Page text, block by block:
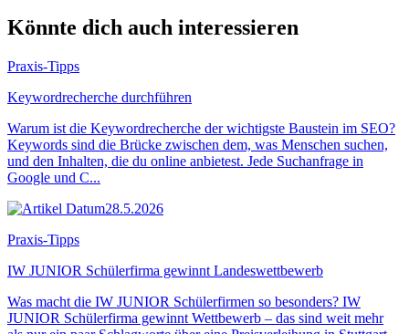
Könnte dich auch interessieren
Praxis-Tipps
Keywordrecherche durchführen
Warum ist die Keywordrecherche der wichtigste Baustein im SEO?
Keywords sind die Brücke zwischen dem, was Menschen suchen,
und den Inhalten, die du online anbietest. Jede Suchanfrage in
Google und C...
28.5.2026
Praxis-Tipps
IW JUNIOR Schülerfirma gewinnt Landeswettbewerb
Was macht die IW JUNIOR Schülerfirmen so besonders? IW
JUNIOR Schülerfirma gewinnt Wettbewerb – das sind weit mehr